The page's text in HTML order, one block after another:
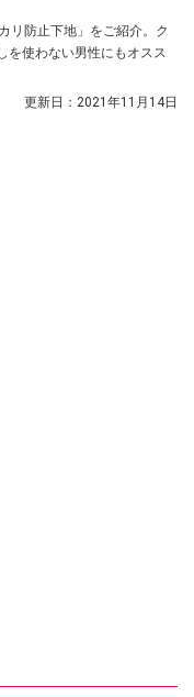
リ防止下地」をご紹介。ク
を使わない男性にもオスス
更新日： 2021年11月14日